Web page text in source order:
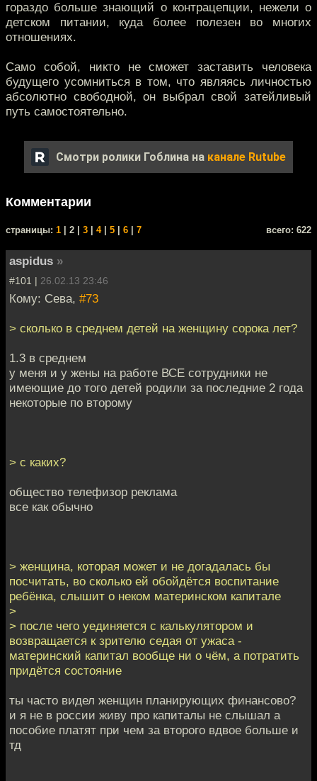
гораздо больше знающий о контрацепции, нежели о
детском питании, куда более полезен во многих
отношениях.
Само собой, никто не сможет заставить человека
будущего усомниться в том, что являясь личностью
абсолютно свободной, он выбрал свой затейливый
путь самостоятельно.
Смотри ролики Гоблина на канале Rutube
Комментарии
cтраницы: 1 | 2 | 3 4| 5 6 7 всего: 622
aspidus »
#101 | 26.02.13 23:46
Кому: Сева, #73
> сколько в среднем детей на женщину сорока лет?
1.3 в среднем
у меня и у жены на работе ВСЕ сотрудники не
имеющие до того детей родили за последние 2 года
некоторые по второму
> с каких?
общество телефизор реклама
все как обычно
> женщина, которая может и не догадалась бы
посчитать, во сколько ей обойдётся воспитание
ребёнка, слышит о неком материнском капитале
>
> после чего уединяется с калькулятором и
возвращается к зрителю седая от ужаса -
материнский капитал вообще ни о чём, а потратить
придётся состояние
ты часто видел женщин планирующих финансово?
и я не в россии живу про капиталы не слышал а
пособие платят при чем за второго вдвое больше и
тд